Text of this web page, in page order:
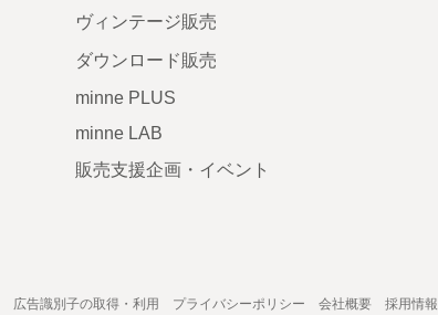
ヴィンテージ販売
ダウンロード販売
minne PLUS
minne LAB
販売支援企画・イベント
広告識別子の取得・利用 プライバシーポリシー 会社概要 採用情報